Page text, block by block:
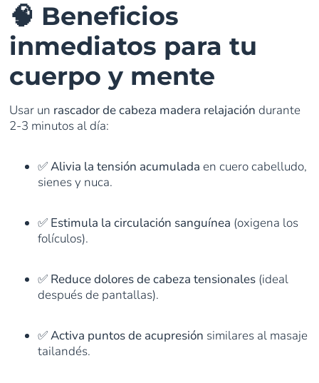
🧠 Beneficios
inmediatos para tu
cuerpo y mente
Usar un rascador de cabeza madera relajación durante
2-3 minutos al día:
✅Alivia la tensión acumulada en cuero cabelludo,
sienes y nuca.
✅ Estimula la circulación sanguínea (oxigena los
folículos).
✅ Reduce dolores de cabeza tensionales (ideal
después de pantallas).
✅Activa puntos de acupresión similares al masaje
tailandés.